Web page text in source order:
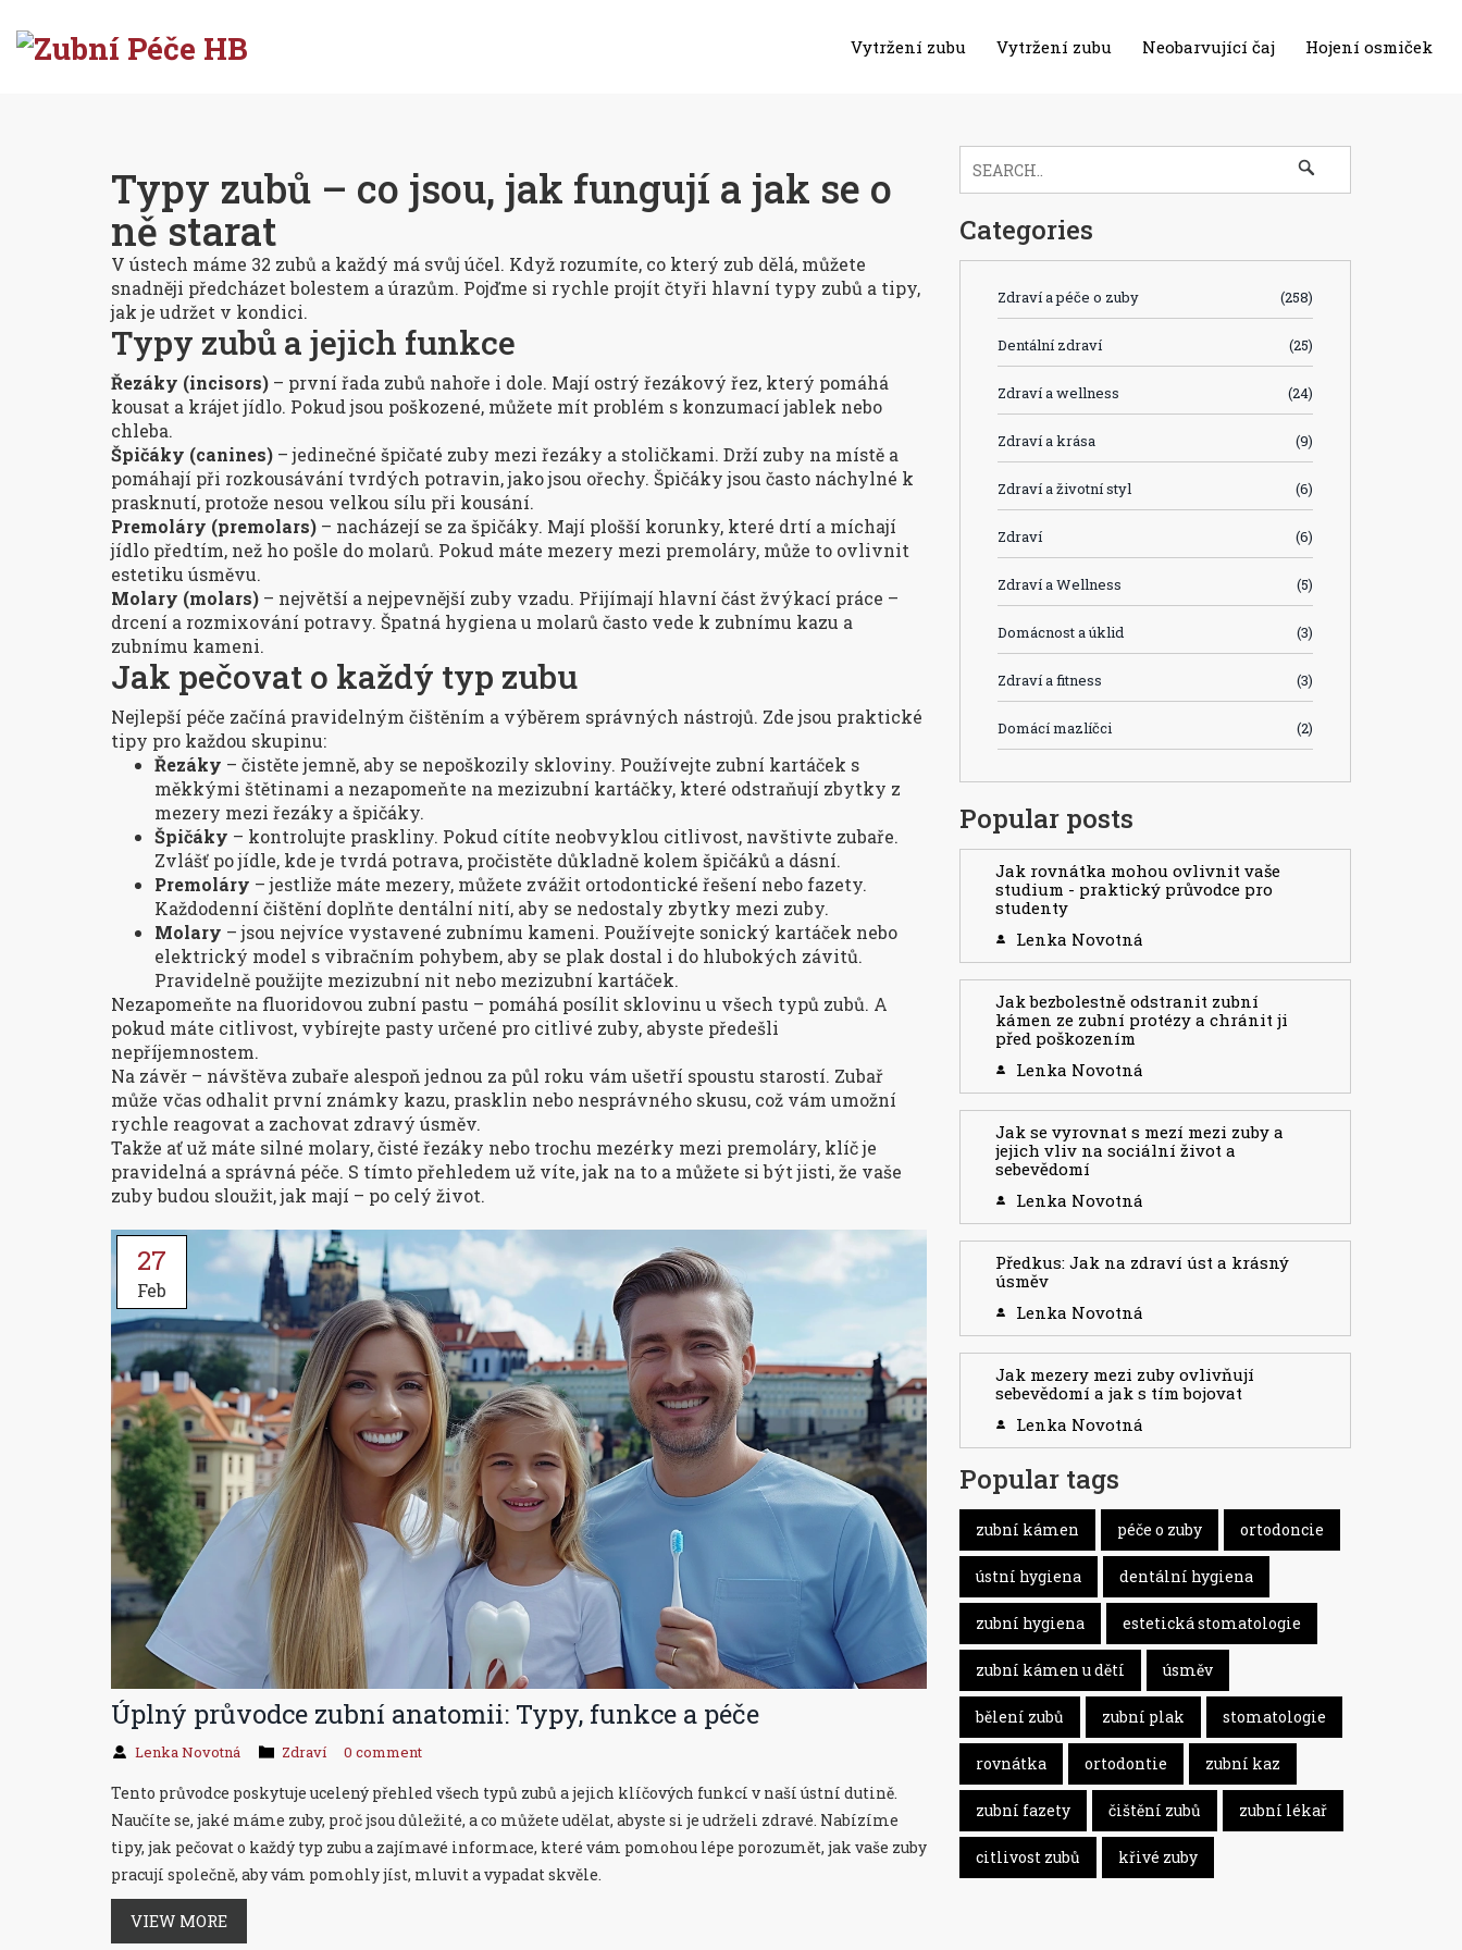
Vytržení zubu Vytržení zubu Neobarvující čaj Hojení osmiček
Typy zubů – co jsou, jak fungují a jak se o
ně starat
V ústech máme 32 zubů a každý má svůj účel. Když rozumíte, co který zub dělá, můžete
snadněji předcházet bolestem a úrazům. Pojďme si rychle projít čtyři hlavní typy zubů a tipy,
jak je udržet v kondici.
Typy zubů a jejich funkce
Řezáky (incisors) – první řada zubů nahoře i dole. Mají ostrý řezákový řez, který pomáhá
kousat a krájet jídlo. Pokud jsou poškozené, můžete mít problém s konzumací jablek nebo
chleba.
Špičáky (canines) – jedinečné špičaté zuby mezi řezáky a stoličkami. Drží zuby na místě a
pomáhají při rozkousávání tvrdých potravin, jako jsou ořechy. Špičáky jsou často náchylné k
prasknutí, protože nesou velkou sílu při kousání.
Premoláry (premolars) – nacházejí se za špičáky. Mají plošší korunky, které drtí a míchají
jídlo předtím, než ho pošle do molarů. Pokud máte mezery mezi premoláry, může to ovlivnit
estetiku úsměvu.
Molary (molars) – největší a nejpevnější zuby vzadu. Přijímají hlavní část žvýkací práce –
drcení a rozmixování potravy. Špatná hygiena u molarů často vede k zubnímu kazu a
zubnímu kameni.
Jak pečovat o každý typ zubu
Nejlepší péče začíná pravidelným čištěním a výběrem správných nástrojů. Zde jsou praktické
tipy pro každou skupinu:
Řezáky – čistěte jemně, aby se nepoškozily skloviny. Používejte zubní kartáček s
měkkými štětinami a nezapomeňte na mezizubní kartáčky, které odstraňují zbytky z
mezery mezi řezáky a špičáky.
Špičáky – kontrolujte praskliny. Pokud cítíte neobvyklou citlivost, navštivte zubaře.
Zvlášť po jídle, kde je tvrdá potrava, pročistěte důkladně kolem špičáků a dásní.
Premoláry – jestliže máte mezery, můžete zvážit ortodontické řešení nebo fazety.
Každodenní čištění doplňte dentální nití, aby se nedostaly zbytky mezi zuby.
Molary – jsou nejvíce vystavené zubnímu kameni. Používejte sonický kartáček nebo
elektrický model s vibračním pohybem, aby se plak dostal i do hlubokých závitů.
Pravidelně použijte mezizubní nit nebo mezizubní kartáček.
Nezapomeňte na fluoridovou zubní pastu – pomáhá posílit sklovinu u všech typů zubů. A
pokud máte citlivost, vybírejte pasty určené pro citlivé zuby, abyste předešli
nepříjemnostem.
Na závěr – návštěva zubaře alespoň jednou za půl roku vám ušetří spoustu starostí. Zubař
může včas odhalit první známky kazu, prasklin nebo nesprávného skusu, což vám umožní
rychle reagovat a zachovat zdravý úsměv.
Takže ať už máte silné molary, čisté řezáky nebo trochu mezérky mezi premoláry, klíč je
pravidelná a správná péče. S tímto přehledem už víte, jak na to a můžete si být jisti, že vaše
zuby budou sloužit, jak mají – po celý život.
27
Feb
Úplný průvodce zubní anatomii: Typy, funkce a péče
Lenka Novotná Zdraví 0 comment
Tento průvodce poskytuje ucelený přehled všech typů zubů a jejich klíčových funkcí v naší ústní dutině.
Naučíte se, jaké máme zuby, proč jsou důležité, a co můžete udělat, abyste si je udrželi zdravé. Nabízíme
tipy, jak pečovat o každý typ zubu a zajímavé informace, které vám pomohou lépe porozumět, jak vaše zuby
pracují společně, aby vám pomohly jíst, mluvit a vypadat skvěle.
VIEW MORE
Categories
Zdraví a péče o zuby (258)
Dentální zdraví (25)
Zdraví a wellness (24)
Zdraví a krása (9)
Zdraví a životní styl (6)
Zdraví (6)
Zdraví a Wellness (5)
Domácnost a úklid (3)
Zdraví a fitness (3)
Domácí mazlíčci (2)
Popular posts
Jak rovnátka mohou ovlivnit vaše
studium - praktický průvodce pro
studenty
Lenka Novotná
Jak bezbolestně odstranit zubní
kámen ze zubní protézy a chránit ji
před poškozením
Lenka Novotná
Jak se vyrovnat s mezí mezi zuby a
jejich vliv na sociální život a
sebevědomí
Lenka Novotná
Předkus: Jak na zdraví úst a krásný
úsměv
Lenka Novotná
Jak mezery mezi zuby ovlivňují
sebevědomí a jak s tím bojovat
Lenka Novotná
Popular tags
zubní kámen péče o zuby ortodoncie
ústní hygiena dentální hygiena
zubní hygiena estetická stomatologie
zubní kámen u dětí úsměv
bělení zubů zubní plak stomatologie
rovnátka ortodontie zubní kaz
zubní fazety čištění zubů zubní lékař
citlivost zubů křivé zuby